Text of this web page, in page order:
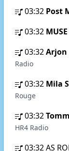
03:32 Post
03:32 MUSE
03:32Arjon
Radio
03:32 Mila
Rouge
03:32
HR4 Radio
03:32AS